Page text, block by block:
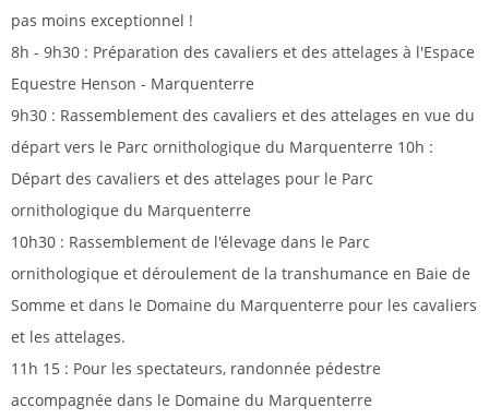
pas moins exceptionnel !
8h - 9h30 : Préparation des cavaliers et des attelages à l'Espace
Equestre Henson - Marquenterre
9h30 : Rassemblement des cavaliers et des attelages en vue du
départ vers le Parc ornithologique du Marquenterre 10h :
Départ des cavaliers et des attelages pour le Parc
ornithologique du Marquenterre
10h30 : Rassemblement de l'élevage dans le Parc
ornithologique et déroulement de la transhumance en Baie de
Somme et dans le Domaine du Marquenterre pour les cavaliers
et les attelages.
11h 15 : Pour les spectateurs, randonnée pédestre
accompagnée dans le Domaine du Marquenterre